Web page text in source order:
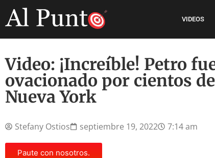
VIDEOS
Video: ¡Increíble! Petro
ovacionado por cientos
Nueva York
Stefany Ostios septiembre 19, 2022 7:14 am
Paute con nosotros.